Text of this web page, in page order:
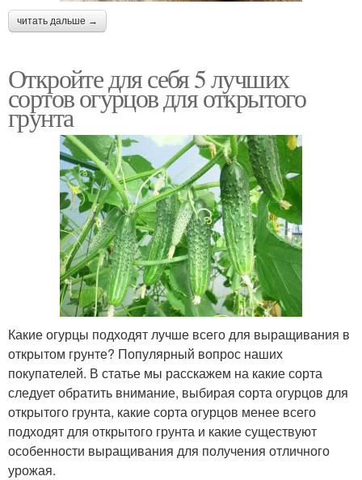
читать дальше →
Откройте для себя 5 лучших
сортов огурцов для открытого
грунта
Какие огурцы подходят лучше всего для выращивания в
открытом грунте? Популярный вопрос наших
покупателей. В статье мы расскажем на какие сорта
следует обратить внимание, выбирая сорта огурцов для
открытого грунта, какие сорта огурцов менее всего
подходят для открытого грунта и какие существуют
особенности выращивания для получения отличного
урожая.